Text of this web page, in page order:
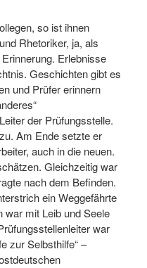
so ist ihnen
Rhetoriker, ja, als
Erlebnisse
Geschichten gibt es
und Prüfer erinnern
der Prüfungsstelle.
Am Ende setzte er
auch in die neuen.
Gleichzeitig war
nach dem Befinden.
ein Weggefährte
war mit Leib und Seele
war
zur Selbsthilfe“ –